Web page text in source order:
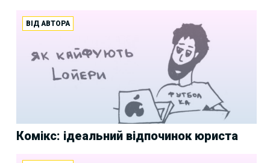
ВІД АВТОРА
Комікс: ідеальний відпочинок юриста